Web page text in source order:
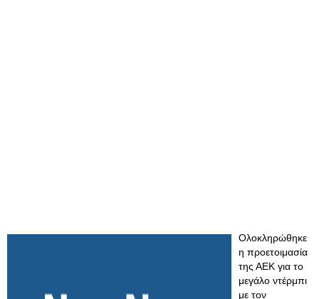
Ολοκληρώθηκε
η προετοιμασία
της ΑΕΚ για το
μεγάλο ντέρμπι
με τον